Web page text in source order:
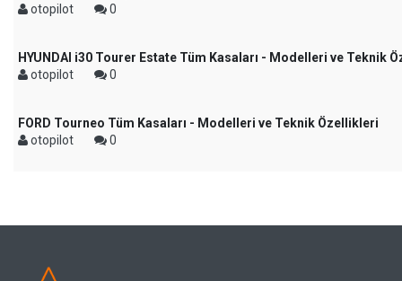
otopilot
0
HYUNDAI i30 Tourer Estate Tüm Kasaları - Modelleri ve Teknik
otopilot
0
FORD Tourneo Tüm Kasaları - Modelleri ve Teknik Özellikleri
otopilot
0